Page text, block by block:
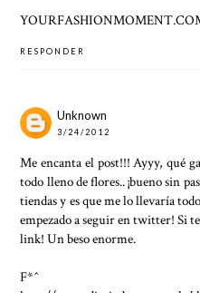
RESPONDER
Unknown
3/24/2012
Me encanta el post!!! Ayyy, qué
todo lleno de flores.. ¡bueno sin
tiendas y es que me lo llevaría
empezado a seguir en twitter! Si
link! Un beso enorme.
F*^